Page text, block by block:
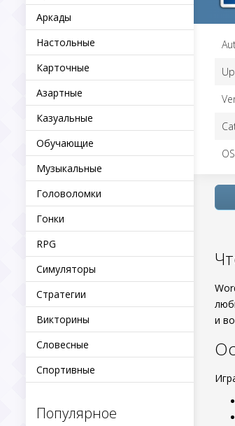
Аркады
Настольные
Карточные
Азартные
Казуальные
Обучающие
Музыкальные
Головоломки
Гонки
RPG
Симуляторы
Стратегии
Викторины
Словесные
Спортивные
Популярное
OS
и